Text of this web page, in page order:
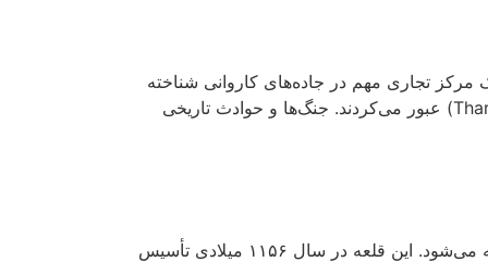
یک مرکز تجاری مهم در جاده‌های کاروانی شناخته
می‌شد. این شهر از زمان تاسیسش تا قرن ۱۹ میلادی، محلی بود برای تجار و مسافران که از طریق صحرای تار (Thar Desert) عبور می‌کردند. جنگ‌ها و حوادث تاریخی
یکی از بزرگترین جاذبه‌های این شهر، قلعه جیسالمر است که به عنوان یکی از بزرگ‌ترین قلعه‌های خشتی دنیا شناخته می‌شود. این قلعه در سال ۱۱۵۶ میلادی تأسیس